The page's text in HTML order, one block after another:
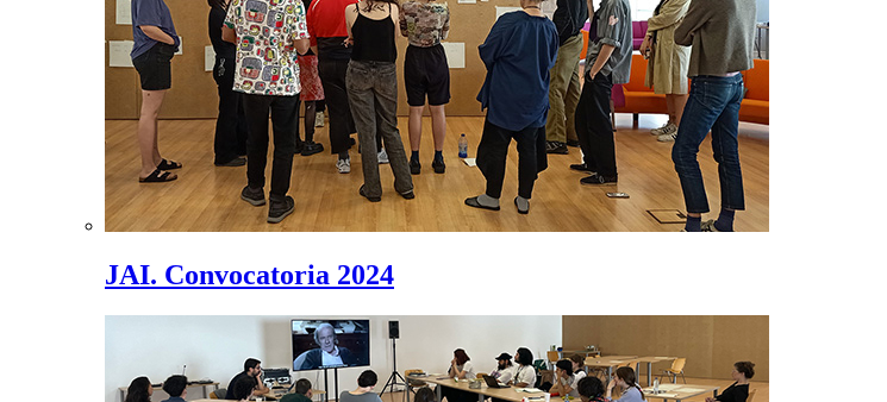
JAI. Convocatoria 2024